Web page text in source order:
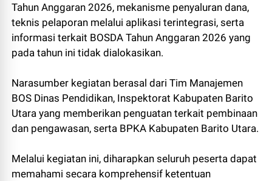
Tahun Anggaran 2026, mekanisme penyaluran dana,
teknis pelaporan melalui aplikasi terintegrasi, serta
informasi terkait BOSDA Tahun Anggaran 2026 yang
pada tahun ini tidak dialokasikan.
Narasumber kegiatan berasal dari Tim Manajemen
BOS Dinas Pendidikan, Inspektorat Kabupaten Barito
Utara yang memberikan penguatan terkait pembinaan
dan pengawasan, serta BPKA Kabupaten Barito Utara.
Melalui kegiatan ini, diharapkan seluruh peserta dapat
memahami secara komprehensif ketentuan